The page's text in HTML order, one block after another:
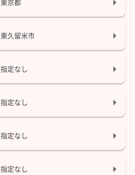
東京都
東久留米市
指定なし
指定なし
指定なし
指定なし